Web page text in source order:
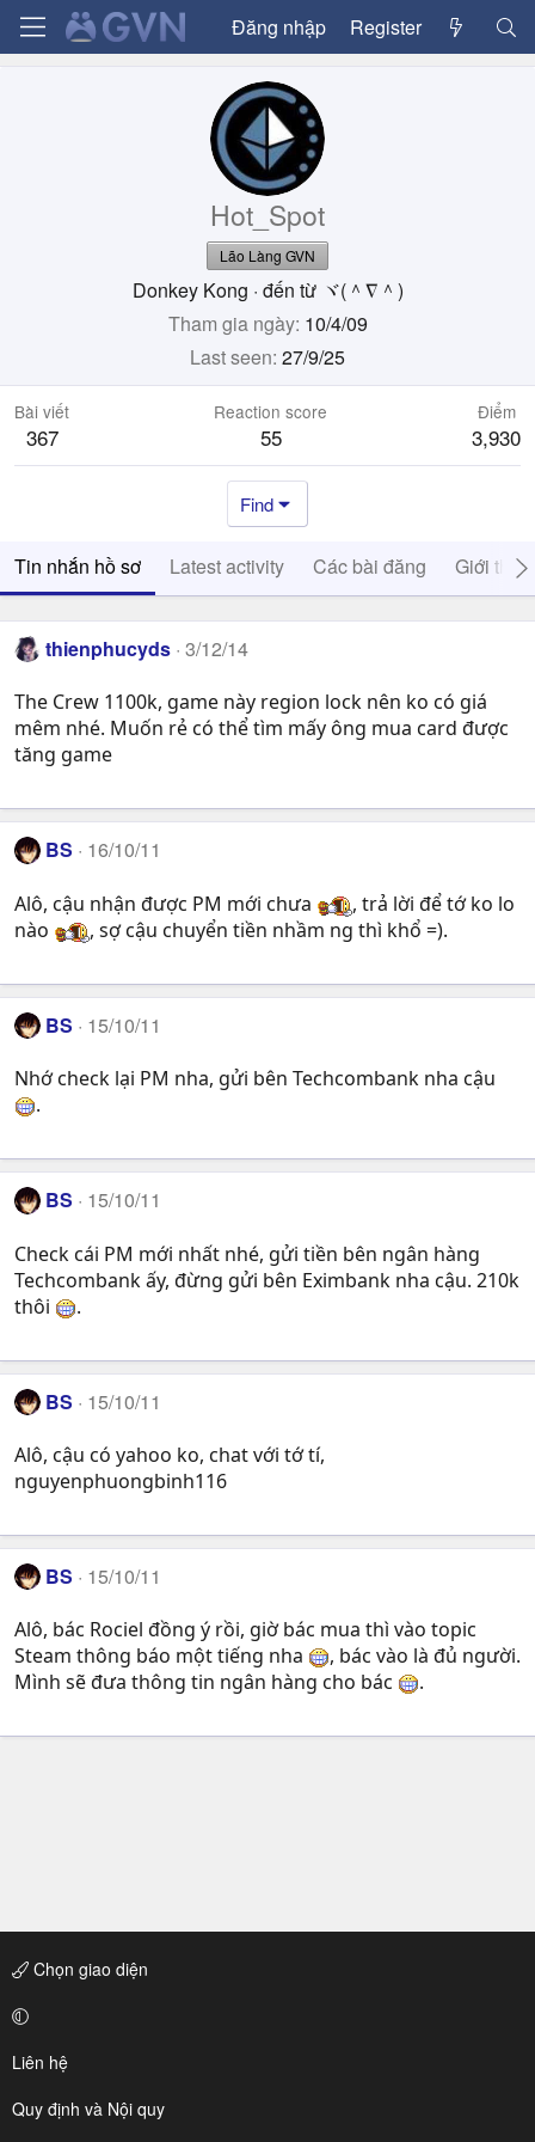
Đăng nhập Register
Hot_Spot
Lão Làng GVN
Donkey Kong · đến từ ヾ(＾∇＾)
Tham gia ngày 10/4/09
Last seen 27/9/25
Bài viết
367
Reaction score
55
Điểm
3,930
Find
Tin nhắn hồ sơ Latest activity Các bài đăng Giới thiệu
thienphucyds 3/12/14
The Crew 1100k, game này region lock nên ko có giá
mêm nhé. Muốn rẻ có thể tìm mấy ông mua card được
tăng game
BS 16/10/11
Alô, cậu nhận được PM mới chưa
, trả lời để tớ ko lo
nào
, sợ cậu chuyển tiền nhầm ng thì khổ =).
BS 15/10/11
Nhớ check lại PM nha, gửi bên Techcombank nha cậu
.
BS 15/10/11
Check cái PM mới nhất nhé, gửi tiền bên ngân hàng
Techcombank ấy, đừng gửi bên Eximbank nha cậu. 210k
thôi
.
BS 15/10/11
Alô, cậu có yahoo ko, chat với tớ tí,
nguyenphuongbinh116
BS 15/10/11
Alô, bác Rociel đồng ý rồi, giờ bác mua thì vào topic
Steam thông báo một tiếng nha
, bác vào là đủ người.
Mình sẽ đưa thông tin ngân hàng cho bác
.
Chọn giao diện
Liên hệ
Quy định và Nội quy